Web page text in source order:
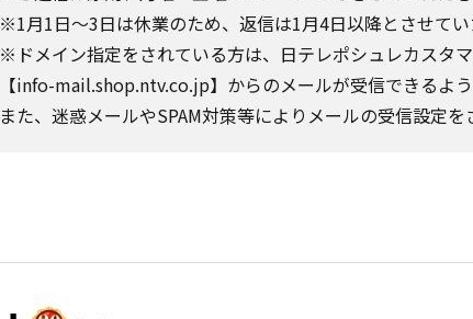
※1月1日～3日は休業のため、返信は1月4日以降とさせて
※ドメイン指定をされている方は、日テレポシュレカス
【info-mail.shop.ntv.co.jp】からのメールが受信できるよう
また、迷惑メールやSPAM対策等によりメールの受信設定